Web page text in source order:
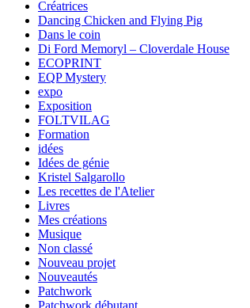
Créatrices
Dancing Chicken and Flying Pig
Dans le coin
Di Ford Memoryl – Cloverdale House
ECOPRINT
EQP Mystery
expo
Exposition
FOLTVILAG
Formation
idées
Idées de génie
Kristel Salgarollo
Les recettes de l'Atelier
Livres
Mes créations
Musique
Non classé
Nouveau projet
Nouveautés
Patchwork
Patchwork débutant